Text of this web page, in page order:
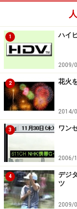
ま記録するために
圧縮方法が採用さ
また、ビクターの
ハイビジョンデー
ど、ハイビジョン
も特徴です。
●Blu-rayディスク
コーレルでは、デ
「DVD
リングソフトで可
ィスクのオーサリ
た。
Blu-rayディスクで
と呼ばれる形式で
た、HD DVDのオ
1 ハイ
2009/
2 花火
2014/
3 ワン
2006/
4
デジ
ツ
2009/